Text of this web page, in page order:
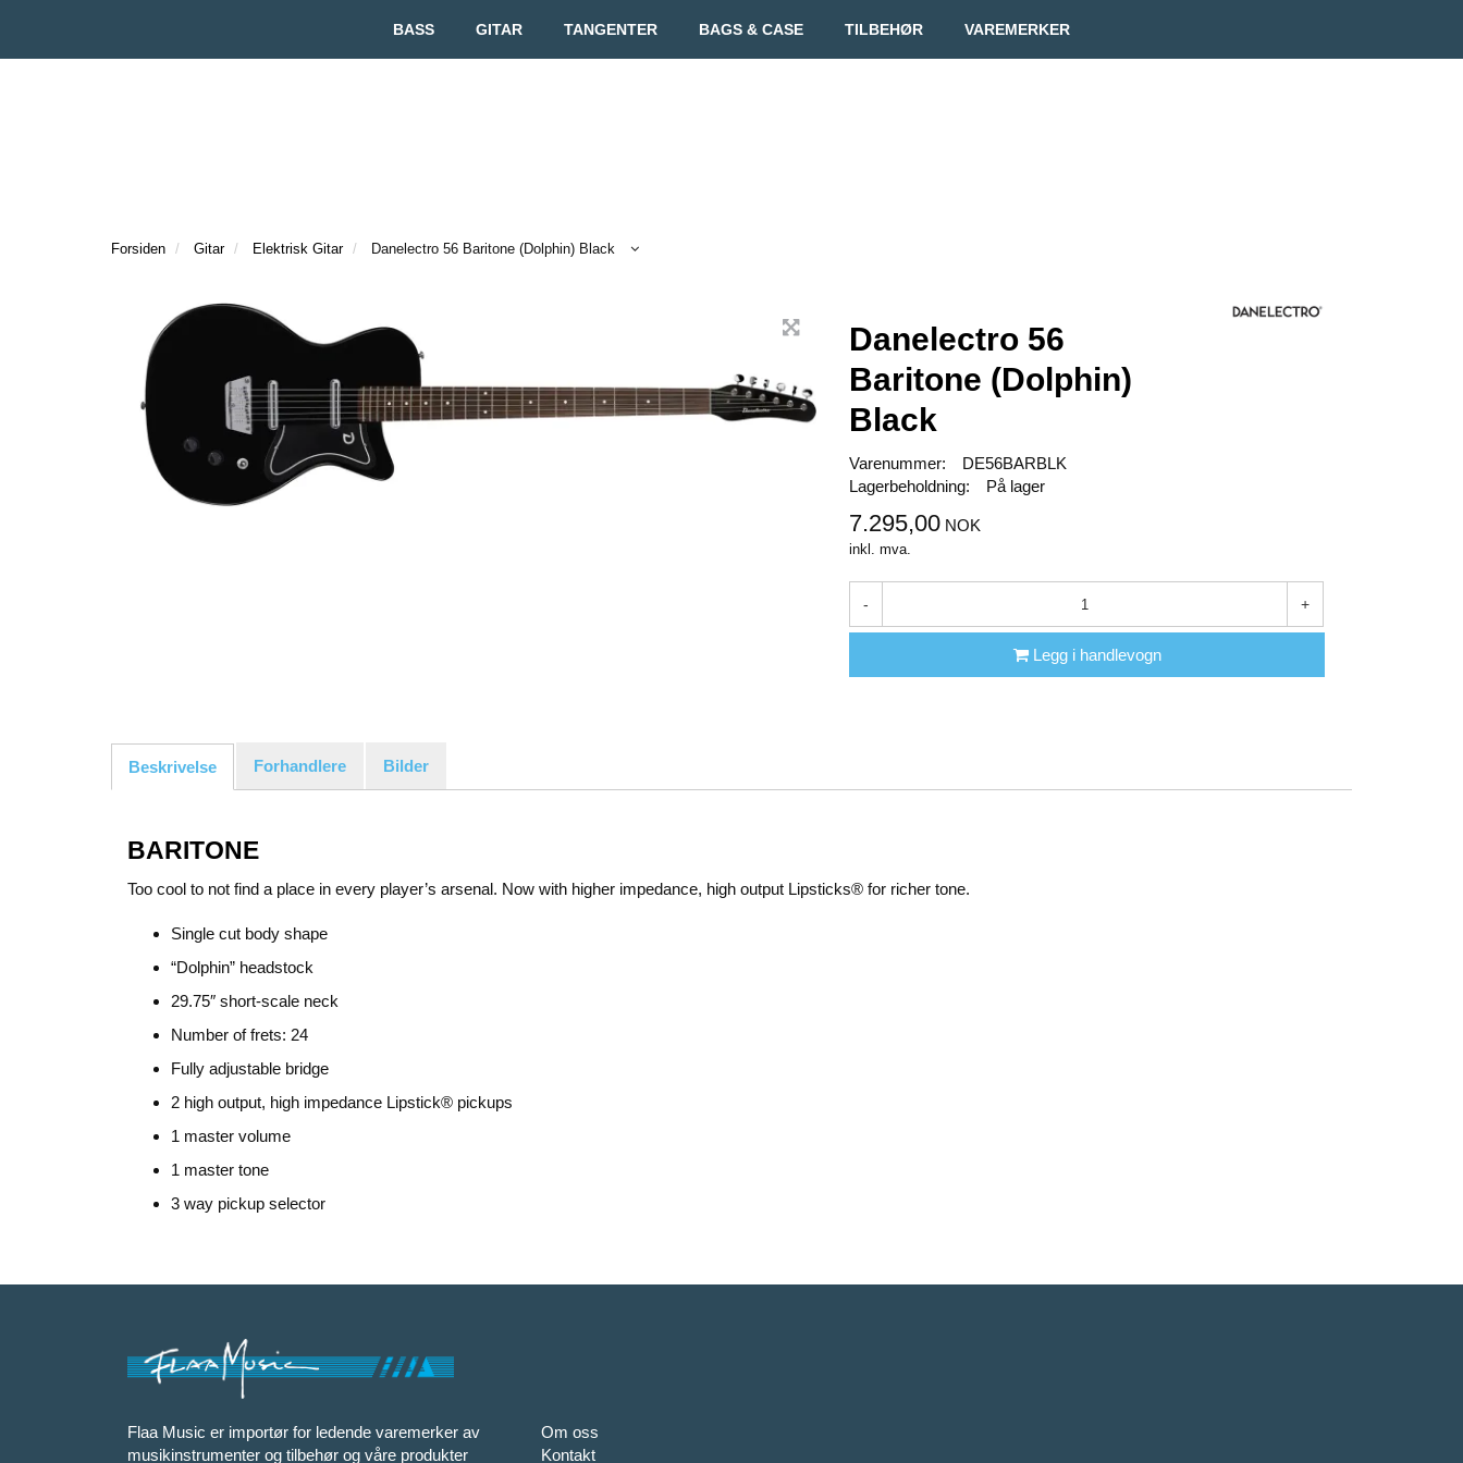
BASS GITAR TANGENTER BAGS & CASE TILBEHØR VAREMERKER
Forsiden Gitar Elektrisk Gitar Danelectro 56 Baritone (Dolphin) Black
Danelectro 56
Baritone (Dolphin)
Black
Varenummer:
DE56BARBLK
Lagerbeholdning:
På lager
7.295,00 NOK
inkl. mva.
- +
Legg i handlevogn
Beskrivelse Forhandlere Bilder
BARITONE
Too cool to not find a place in every player’s arsenal. Now with higher impedance, high output Lipsticks® for richer tone.
Single cut body shape
“Dolphin” headstock
29.75″ short-scale neck
Number of frets: 24
Fully adjustable bridge
2 high output, high impedance Lipstick® pickups
1 master volume
1 master tone
3 way pickup selector
Flaa Music er importør for ledende varemerker av
musikinstrumenter og tilbehør og våre produkter
Om oss
Kontakt